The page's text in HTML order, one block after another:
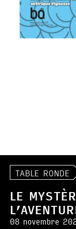
TABLE RONDE
LE
08 novembre